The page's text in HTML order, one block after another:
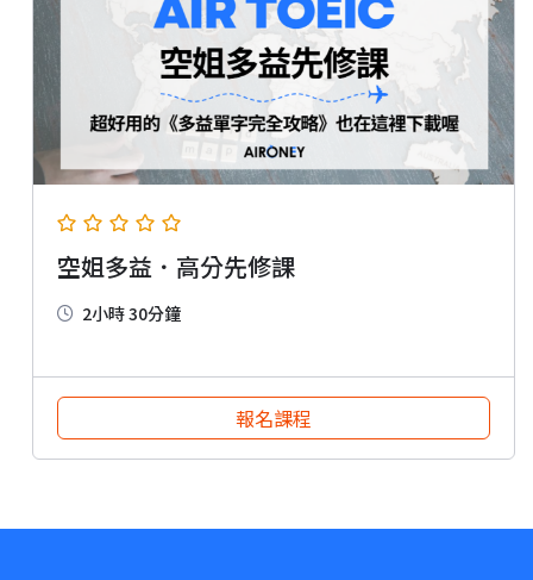
空姐多益．高分先修課
2小時 30分鐘
報名課程